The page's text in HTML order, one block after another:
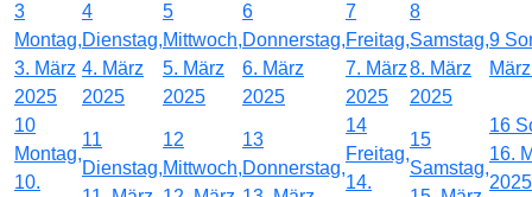
3
Montag,
3. März
2025
4
Dienstag,
4. März
2025
5
Mittwoch,
5. März
2025
6
Donnerstag,
6. März
2025
7
Freitag,
7. März
2025
8
Samstag,
8. März
2025
9
10
Montag,
10.
11
Dienstag,
12
Mittwoch,
13
Donnerstag,
14
Freitag,
14.
15
Samstag,
16
16.
2025